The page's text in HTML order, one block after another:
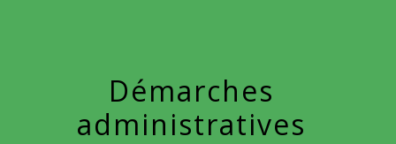
Démarches
administratives